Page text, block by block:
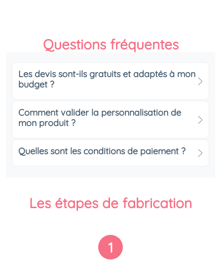
Questions fréquentes
Les devis sont-ils gratuits et adaptés à mon
budget ?
Comment valider la personnalisation de
mon produit ?
Quelles sont les conditions de paiement ?
Les étapes de fabrication
1